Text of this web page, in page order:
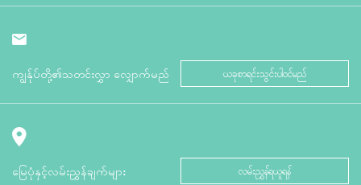
ကျွန်ုပ်တို့၏သတင်းလွှာ လျှောက်မည် ယခုစာရင်းသွင်းပါဝင်မည်
မြေပုံနှင့်လမ်းညွှန်ချက်များ လမ်းညွှန်ရယူရန်